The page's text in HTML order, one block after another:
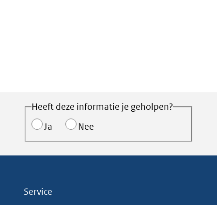
Heeft deze informatie je geholpen?
Ja
Nee
Service